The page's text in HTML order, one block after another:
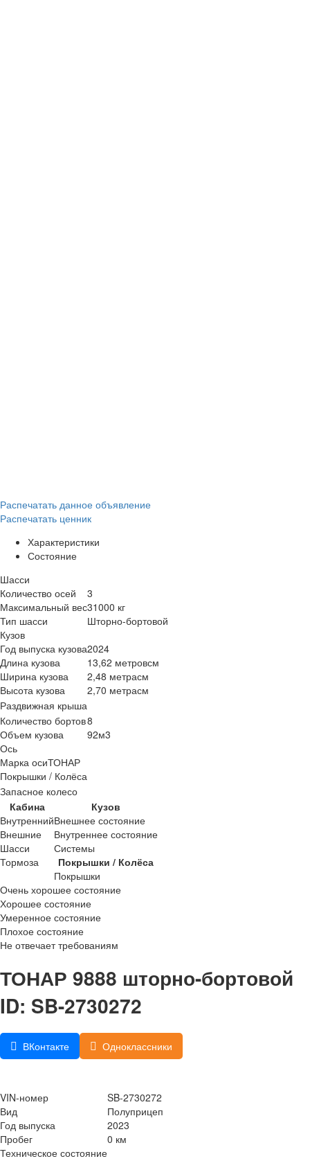
Распечатать данное объявление
Распечатать ценник
Характеристики
Состояние
Шасси
Количество осей
3
Максимальный вес31000 кг
Тип шасси
Шторно-бортовой
Кузов
Год выпуска кузова2024
Длина кузова
13,62 метровсм
Ширина кузова
2,48 метрасм
Высота кузова
2,70 метрасм
Раздвижная крыша
Количество бортов8
Объем кузова
92м3
Ось
Марка осиТОНАР
Покрышки / Колёса
Запасное колесо
Кабина
Кузов
ВнутреннийВнешнее состояние
Внешние
Внутреннее состояние
Шасси
Системы
Тормоза
Покрышки / Колёса
Покрышки
Очень хорошее состояние
Хорошее состояние
Умеренное состояние
Плохое состояние
Не отвечает требованиям
ТОНАР 9888 шторно-бортовой
ID: SB-2730272
ВКонтакте Одноклассники
VIN-номер
SB-2730272
Вид
Полуприцеп
Год выпуска
2023
Пробег
0 км
Техническое состояние